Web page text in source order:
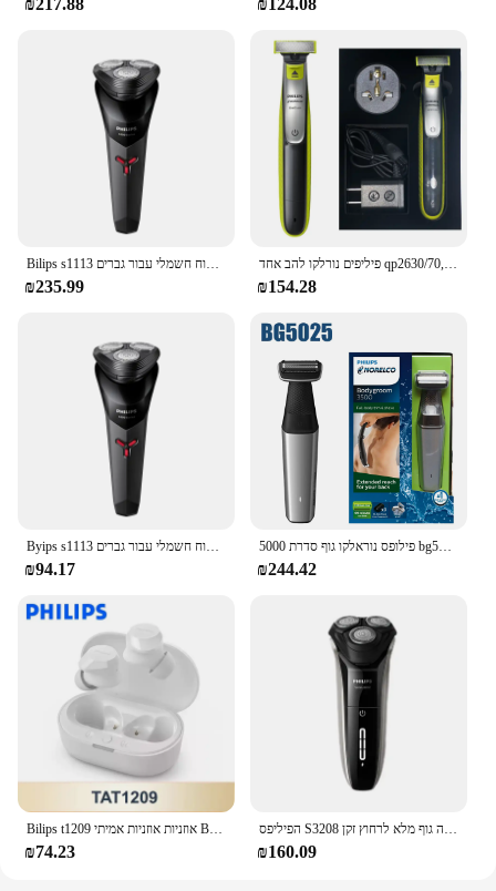
₪235.99 ₪154.28
₪94.17
פילופס נוראלקו גוף סדרת 5000 bg5025 מחורץ חסין חוצץ, עם העור להגן על הטכנולוגיה
₪244.42
₪74.23 ₪160.09